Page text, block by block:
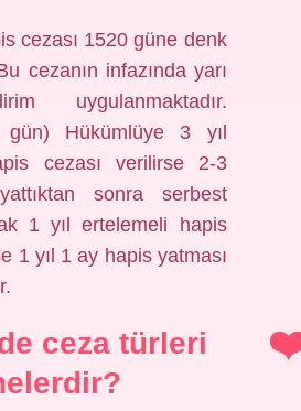
cezası 1520 güne denk
cezanın infazında yarı
uygulanmaktadır.
gün) Hükümlüye 3 yıl
cezası verilirse 2-3
sonra serbest
1 yıl ertelemeli hapis
1 yıl 1 ay hapis yatması
ceza türleri